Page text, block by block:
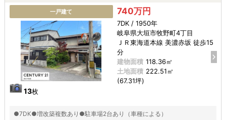
一戸建て
13枚
740万円
7DK / 1950年
岐阜県大垣市牧野町4丁目
ＪＲ東海道本線 美濃赤坂 徒歩15
分
建物面積 118.36㎡
土地面積 222.51㎡
(67.31坪)
●7DK●増改築複数あり●駐車場2台あり（車種による）